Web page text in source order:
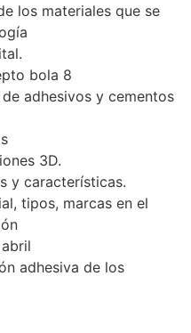
los materiales que se
bola 8
adhesivos y cementos
3D.
y características.
tipos, marcas en el
adhesiva de los